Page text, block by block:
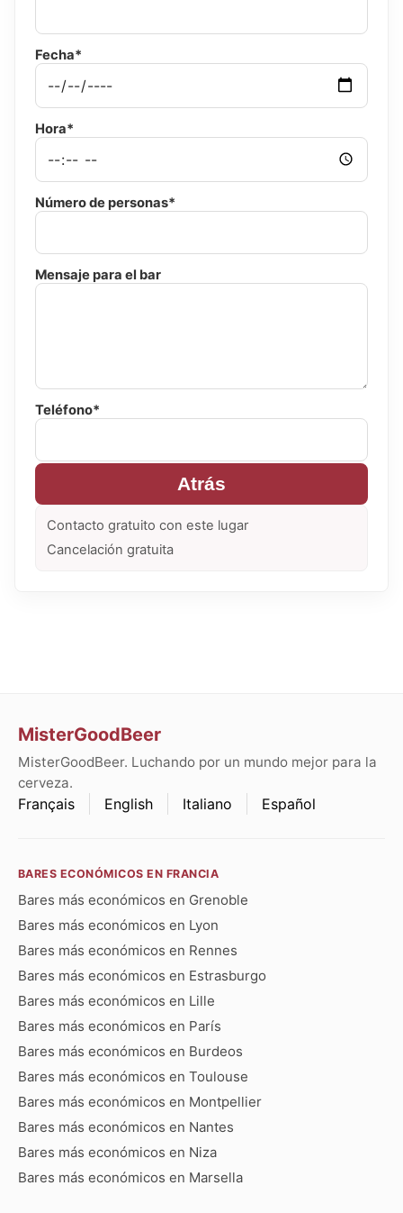
Fecha*
Hora*
Número de personas*
Mensaje para el bar
Teléfono*
Atrás
Contacto gratuito con este lugar
Cancelación gratuita
MisterGoodBeer
MisterGoodBeer. Luchando por un mundo mejor para la
cerveza.
Français English Italiano Español
BARES ECONÓMICOS EN FRANCIA
Bares más económicos en Grenoble
Bares más económicos en Lyon
Bares más económicos en Rennes
Bares más económicos en Estrasburgo
Bares más económicos en Lille
Bares más económicos en París
Bares más económicos en Burdeos
Bares más económicos en Toulouse
Bares más económicos en Montpellier
Bares más económicos en Nantes
Bares más económicos en Niza
Bares más económicos en Marsella